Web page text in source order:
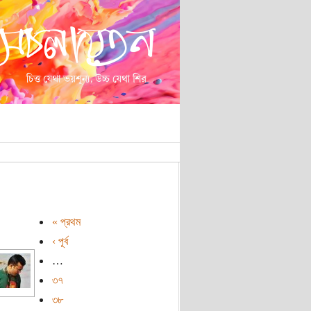
« প্রথম
‹ পূর্ব
…
৩৭
৩৮